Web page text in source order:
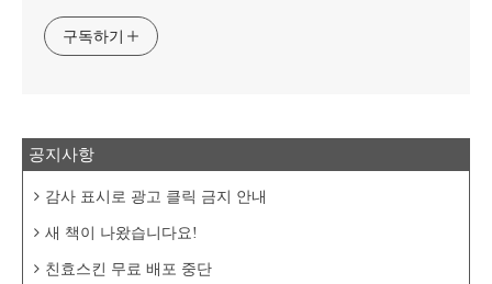
구독하기
공지사항
감사 표시로 광고 클릭 금지 안내
새 책이 나왔습니다요!
친효스킨 무료 배포 중단